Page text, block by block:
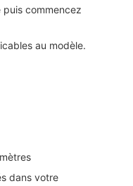
commencez
au modèle.
dans votre